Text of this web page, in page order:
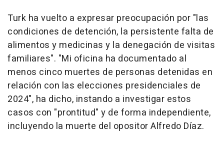
Turk ha vuelto a expresar preocupación por "las
condiciones de detención, la persistente falta de
alimentos y medicinas y la denegación de visitas
familiares". "Mi oficina ha documentado al
menos cinco muertes de personas detenidas en
relación con las elecciones presidenciales de
2024", ha dicho, instando a investigar estos
casos con "prontitud" y de forma independiente,
incluyendo la muerte del opositor Alfredo Díaz.